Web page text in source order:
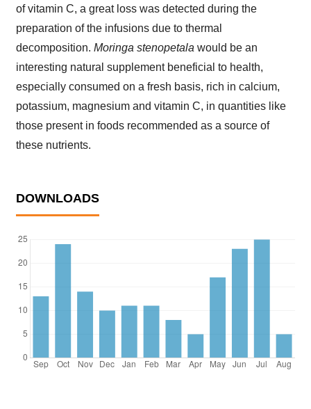
of vitamin C, a great loss was detected during the
preparation of the infusions due to thermal
decomposition. Moringa stenopetala would be an
interesting natural supplement beneficial to health,
especially consumed on a fresh basis, rich in calcium,
potassium, magnesium and vitamin C, in quantities like
those present in foods recommended as a source of
these nutrients.
DOWNLOADS